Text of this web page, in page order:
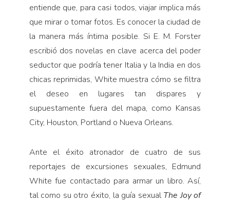
entiende que, para casi todos, viajar implica más
que mirar o tomar fotos. Es conocer la ciudad de
la manera más íntima posible. Si E. M. Forster
escribió dos novelas en clave acerca del poder
seductor que podría tener Italia y la India en dos
chicas reprimidas, White muestra cómo se filtra
el deseo en lugares tan dispares y
supuestamente fuera del mapa, como Kansas
City, Houston, Portland o Nueva Orleans.
Ante el éxito atronador de cuatro de sus
reportajes de excursiones sexuales, Edmund
White fue contacta­do para armar un libro. Así,
tal como su otro éxito, la guía sexual The Joy of